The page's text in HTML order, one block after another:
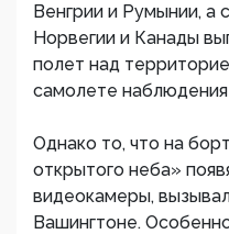
Венгрии и Румынии, а
Норвегии и Канады
полет над
самолете
Однако то, что на
открытого неба»
видеокамеры,
Вашингтоне.